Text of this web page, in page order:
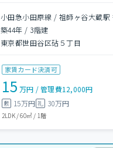
小田急小田原線 / 祖師ヶ谷大蔵駅
築44年 / 3階建
東京都世田谷区砧５丁目
家賃カード決済可
15 万円 /管理費12,000円
敷 15万円 礼 30万円
2LDK/60㎡ / 1階